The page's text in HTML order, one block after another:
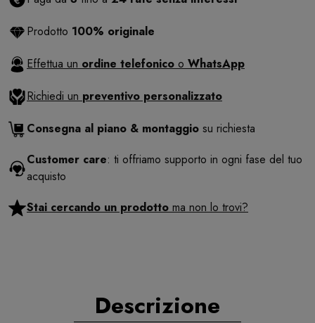
Prodotto 100% originale
Effettua un ordine telefonico o WhatsApp
Richiedi un preventivo personalizzato
Consegna al piano & montaggio su richiesta
Customer care: ti offriamo supporto in ogni fase del tuo
acquisto
Stai cercando un prodotto ma non lo trovi?
Descrizione